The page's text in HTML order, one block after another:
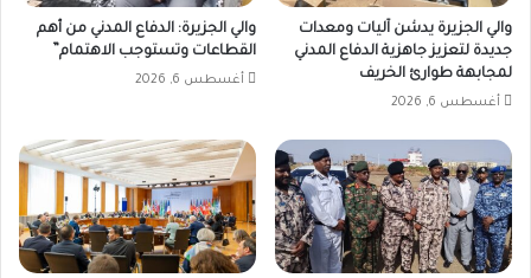
والي الجزيرة يدشن آليات ومعدات
جديدة لتعزيز جاهزية الدفاع المدني
لمجابهة طوارئ الخريف
أغسطس 6, 2026
والي الجزيرة: الدفاع المدني من أهم
القطاعات وتستوجب الاهتمام”
أغسطس 6, 2026